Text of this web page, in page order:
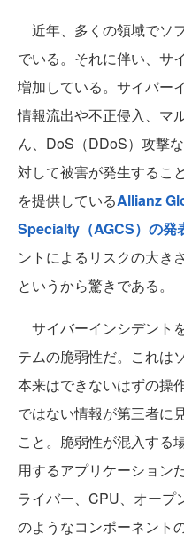
近年、多くの領域でソ
でいる。それに伴い、サ
増加している。サイバー
情報流出や不正侵入、マ
ん、DoS（DDoS）攻撃
対して被害が発生するこ
を提供しているAllianz
Specialty（AGCS）の発
ントによるリスクの大き
というから驚きである。
サイバーインシデント
テムの脆弱性だ。これは
本来はできないはずの操
ではない情報が第三者に
こと。脆弱性が混入する
用するアプリケーション
ライバー、CPU、オープ
のようなコンポーネント